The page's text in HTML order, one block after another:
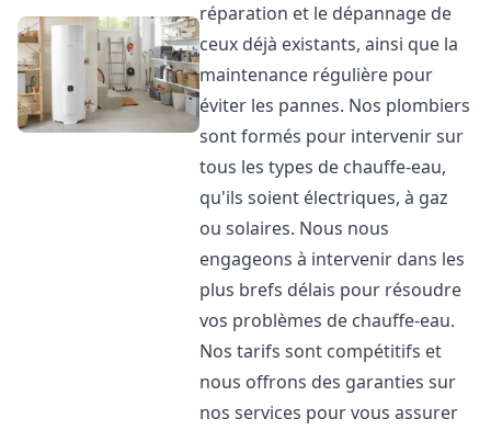
réparation et le dépannage de
ceux déjà existants, ainsi que la
maintenance régulière pour
éviter les pannes. Nos plombiers
sont formés pour intervenir sur
tous les types de chauffe-eau,
qu'ils soient électriques, à gaz
ou solaires. Nous nous
engageons à intervenir dans les
plus brefs délais pour résoudre
vos problèmes de chauffe-eau.
Nos tarifs sont compétitifs et
nous offrons des garanties sur
nos services pour vous assurer